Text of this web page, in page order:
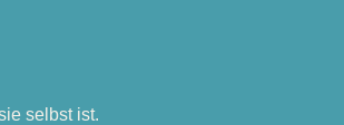
selbst ist.